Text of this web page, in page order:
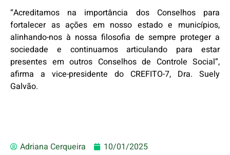
“Acreditamos na importância dos Conselhos para
fortalecer as ações em nosso estado e municípios,
alinhando-nos à nossa filosofia de sempre proteger a
sociedade e continuamos articulando para estar
presentes em outros Conselhos de Controle Social”,
afirma a vice-presidente do CREFITO-7, Dra. Suely
Galvão.
Adriana Cerqueira 10/01/2025